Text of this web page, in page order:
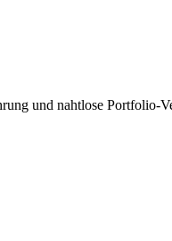
und nahtlose Portfolio-